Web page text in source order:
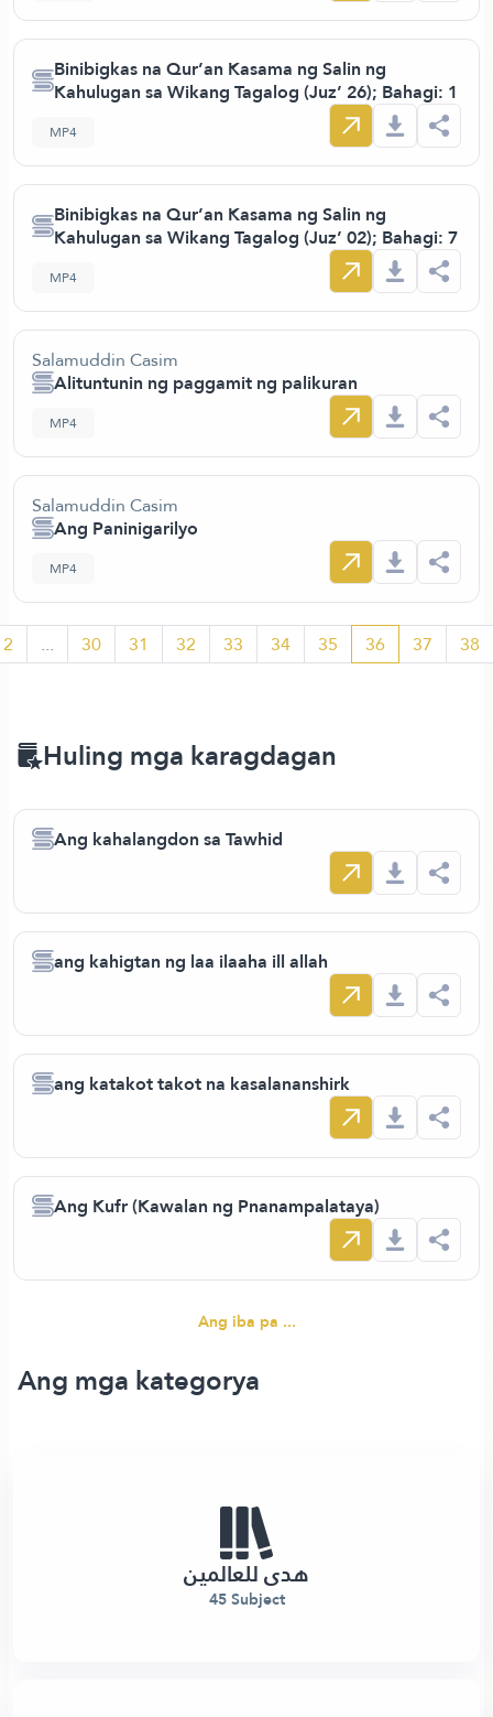
Binibigkas na Qur’an Kasama ng Salin ng
Kahulugan sa Wikang Tagalog (Juz’ 26); Bahagi: 1
MP4
Binibigkas na Qur’an Kasama ng Salin ng
Kahulugan sa Wikang Tagalog (Juz’ 02); Bahagi: 7
MP4
Salamuddin Casim
Alituntunin ng paggamit ng palikuran
MP4
Salamuddin Casim
Ang Paninigarilyo
MP4
2 ... 30 31 32 33 34 35 36 37 38
Huling mga karagdagan
Ang kahalangdon sa Tawhid
ang kahigtan ng laa ilaaha ill allah
ang katakot takot na kasalananshirk
Ang Kufr (Kawalan ng Pnanampalataya)
Ang iba pa ...
Ang mga kategorya
هدى للعالمين
45 Subject